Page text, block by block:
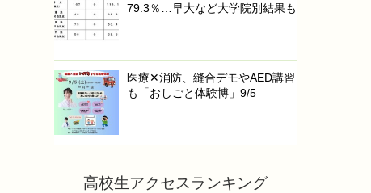
79.3％…早大など大学院別結果も
医療✕消防、縫合デモやAED講習
も「おしごと体験博」9/5
高校生アクセスランキング